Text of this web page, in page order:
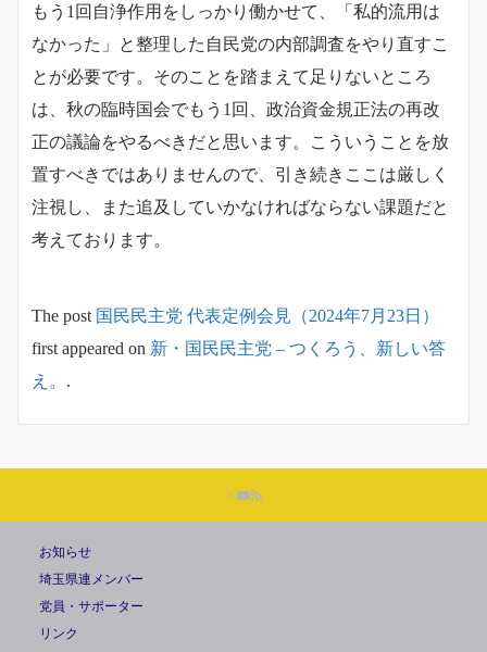
もう1回自浄作用をしっかり働かせて、「私的流用は
なかった」と整理した自民党の内部調査をやり直すこ
とが必要です。そのことを踏まえて足りないところ
は、秋の臨時国会でもう1回、政治資金規正法の再改
正の議論をやるべきだと思います。こういうことを放
置すべきではありませんので、引き続きここは厳しく
注視し、また追及していかなければならない課題だと
考えております。
The post 国民民主党 代表定例会見（2024年7月23日）
first appeared on 新・国民民主党 – つくろう、新しい答
え。 .
お知らせ
埼玉県連メンバー
党員・サポーター
リンク